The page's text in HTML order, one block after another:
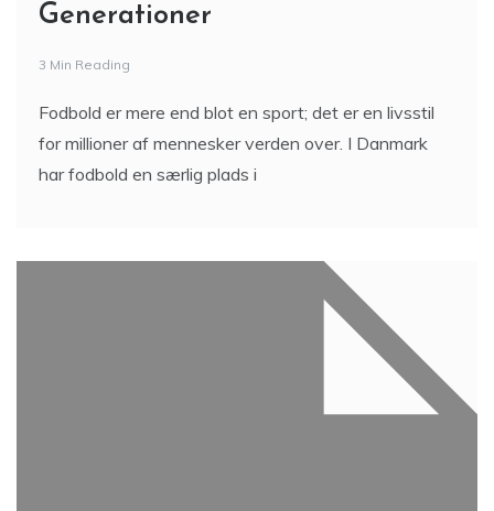
Generationer
3 Min Reading
Fodbold er mere end blot en sport; det er en livsstil
for millioner af mennesker verden over. I Danmark
har fodbold en særlig plads i